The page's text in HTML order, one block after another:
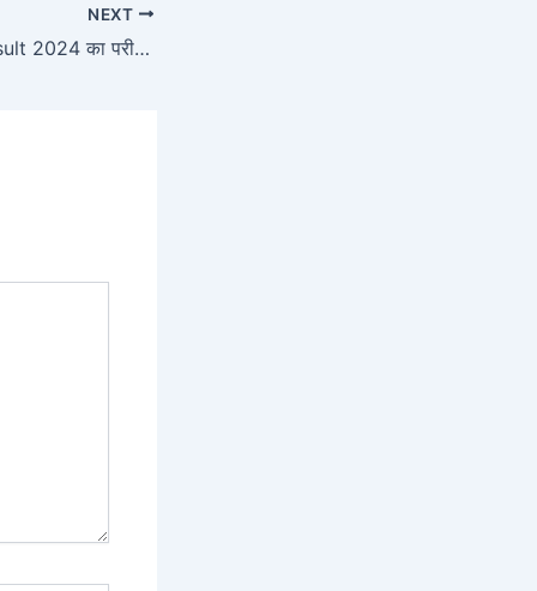
NEXT
Bstc 2nd Year Result 2024 का परीक्षा परिणाम घोषित अभी देखें